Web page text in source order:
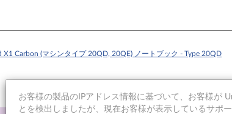
X1 Carbon (マシンタイプ 20QD, 20QE) ノートブック - Type 20QD
お客様の製品のIPアドレス情報に基づいて、お客様が
とを検出しましたが、現在お客様が表示しているサポ